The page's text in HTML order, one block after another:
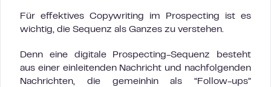
Für effektives Copywriting im Prospecting ist es
wichtig, die Sequenz als Ganzes zu verstehen.
Denn eine digitale Prospecting-Sequenz besteht
aus einer einleitenden Nachricht und nachfolgenden
Nachrichten, die gemeinhin als “Follow-ups”